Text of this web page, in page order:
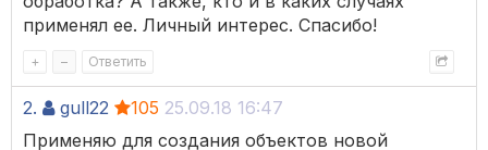
применял ее. Личный интерес. Спасибо!
+ – Ответить
2. gull22 105 25.09.18 16:47
Применяю для создания объектов новой